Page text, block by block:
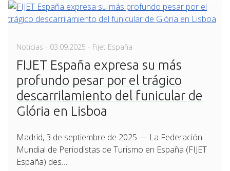
Noticias - Posted
03.09.2025 - Fijet España
FIJET España expresa su más
profundo pesar por el trágico
descarrilamiento del funicular de
Glória en Lisboa
Madrid, 3 de septiembre de 2025 — La Federación
Mundial de Periodistas de Turismo en España (FIJET
España) des…